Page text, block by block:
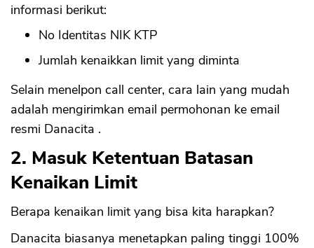
informasi berikut:
No Identitas NIK KTP
Jumlah kenaikkan limit yang diminta
Selain menelpon call center, cara lain yang mudah
adalah mengirimkan email permohonan ke email
resmi Danacita .
2. Masuk Ketentuan Batasan
Kenaikan Limit
Berapa kenaikan limit yang bisa kita harapkan?
Danacita biasanya menetapkan paling tinggi 100%